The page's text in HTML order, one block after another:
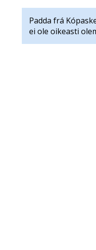
Padda frá
ei ole oikeasti